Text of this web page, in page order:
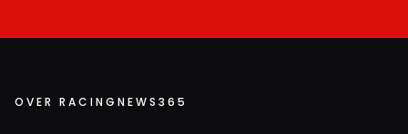
OVER RACINGNEWS365